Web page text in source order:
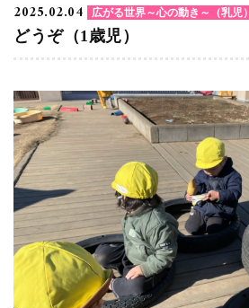
2025.02.04 広がる世界～心の動き～（乳児）
どうぞ（1歳児）